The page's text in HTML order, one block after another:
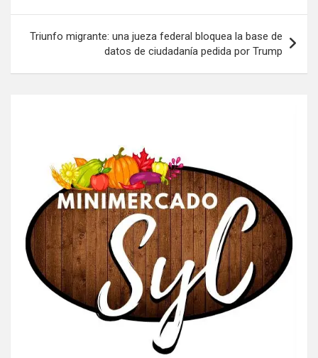
entradas
Triunfo migrante: una jueza federal bloquea la base de
datos de ciudadanía pedida por Trump